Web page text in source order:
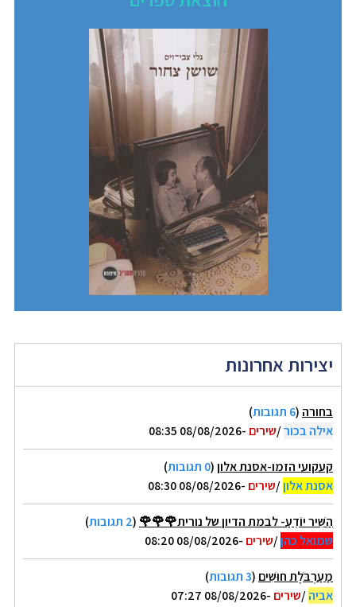
יצירות אחרונות
בחורה (6 תגובות
)
אילה בכור/שירים -08/08/2026 08:35
קעקועי הזמו-אסנת אלון(0 תגובות
)
אסנת אלון/שירים -08/08/2026 08:30
הַשִּׁיר יוֹדֵעַ- לבמת הדיון של נורית🌹🌹🌹 (2 תגובות
)
שמואל כהן/שירים -08/08/2026 08:20
מַעַרְבֹּלֶת חוּשִׁים (3 תגובות
)
אביה/שירים -08/08/2026 07:27